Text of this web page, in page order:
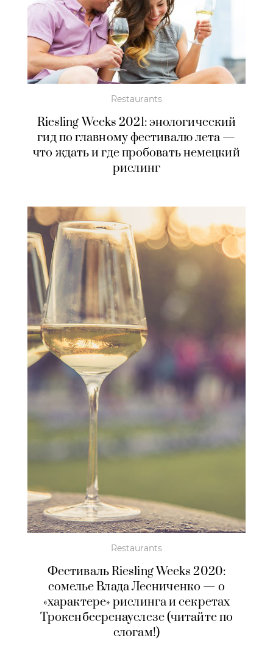
Restaurants
Riesling Weeks 2021: энологический
гид по главному фестивалю лета —
что ждать и где пробовать немецкий
рислинг
Restaurants
Фестиваль Riesling Weeks 2020:
сомелье Влада Лесниченко — о
«характере» рислинга и секретах
Трокенбееренауслезе (читайте по
слогам!)